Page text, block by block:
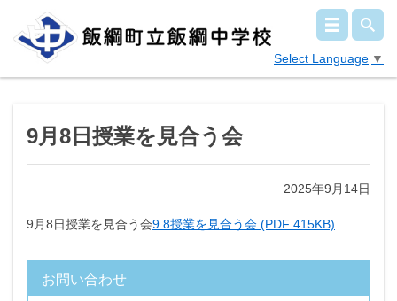
Select Language ▼
9月8日授業を見合う会
2025年9月14日
9月8日授業を見合う会9.8授業を見合う会 (PDF 415KB)
お問い合わせ